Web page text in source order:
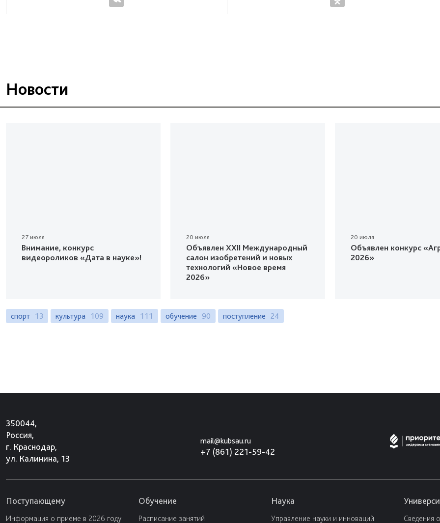
Новости
27 июля
Внимание, конкурс
видеороликов «Дата в науке»!
20 июля
Объявлен XXII Международный
салон изобретений и новых
технологий «Новое время
2026»
20 июля
Объявлен конкурс
2026»
спорт 13 культура 109 наука 111 обучение 90 поступление 24
350044,
Россия,
г. Краснодар,
ул. Калинина, 13
mail@kubsau.ru
+7 (861) 221-59-42
Поступающему
Информация о приеме в 2026 году
Обучение
Расписание занятий
Наука
Управление науки и инноваций Сведения